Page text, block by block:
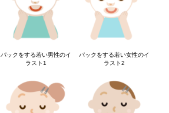
パックをする若い男性のイ
ラスト1
パックをする若い女性のイ
ラスト2